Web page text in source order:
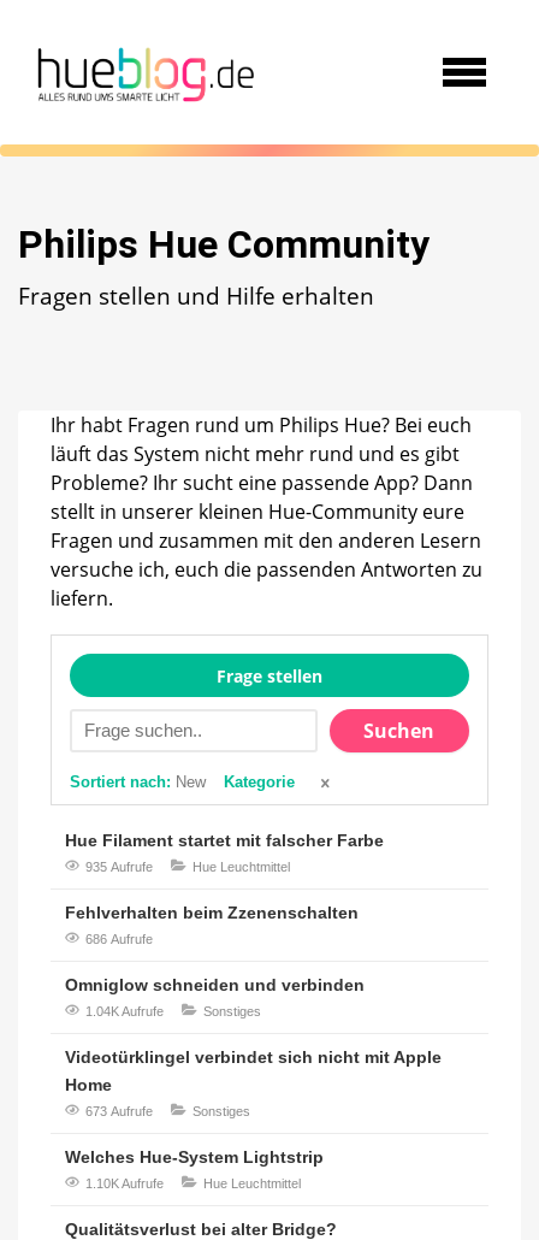
Philips Hue Community
Fragen stellen und Hilfe erhalten
Ihr habt Fragen rund um Philips Hue? Bei euch
läuft das System nicht mehr rund und es gibt
Probleme? Ihr sucht eine passende App? Dann
stellt in unserer kleinen Hue-Community eure
Fragen und zusammen mit den anderen Lesern
versuche ich, euch die passenden Antworten zu
liefern.
Frage stellen
Suchen
Sortiert nach: New Kategorie
Hue Filament startet mit falscher Farbe
935 Aufrufe Hue Leuchtmittel
Fehlverhalten beim Zzenenschalten
686 Aufrufe
Omniglow schneiden und verbinden
1.04K Aufrufe Sonstiges
Videotürklingel verbindet sich nicht mit Apple
Home
673 Aufrufe Sonstiges
Welches Hue-System Lightstrip
1.10K Aufrufe Hue Leuchtmittel
Qualitätsverlust bei alter Bridge?